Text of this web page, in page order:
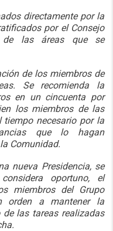
directamente por la
por el Consejo
de las áreas que se
de los miembros de
Se recomienda la
en un cincuenta por
los miembros de las
tiempo necesario por la
que lo hagan
Comunidad.
Presidencia, se
oportuno, el
miembros del Grupo
orden a mantener la
las tareas realizadas